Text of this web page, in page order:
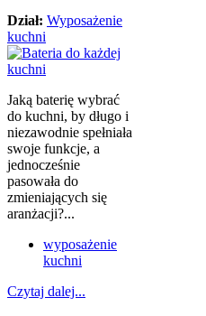
Dział: Wyposażenie
kuchni
Jaką baterię wybrać
do kuchni, by długo i
niezawodnie spełniała
swoje funkcje, a
jednocześnie
pasowała do
zmieniających się
aranżacji?...
wyposażenie
kuchni
Czytaj dalej...